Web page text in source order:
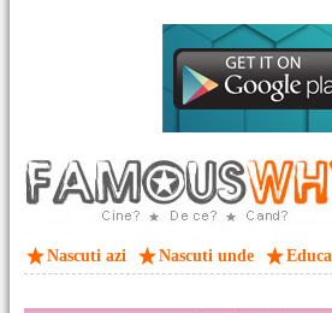
Nascuti azi Nascuti unde